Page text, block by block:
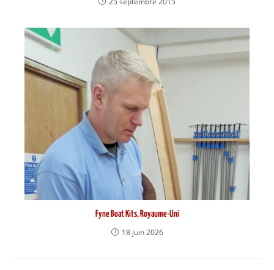
Fyne Boat Kits, Royaume-Uni
18 juin 2026